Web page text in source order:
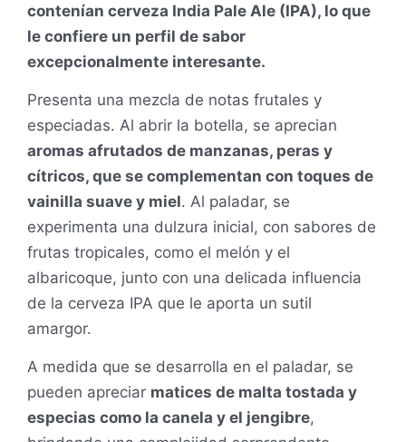
contenían cerveza India Pale Ale (IPA), lo que
le confiere un perfil de sabor
excepcionalmente interesante.
Presenta una mezcla de notas frutales y
especiadas. Al abrir la botella, se aprecian
aromas afrutados de manzanas, peras y
cítricos, que se complementan con toques de
vainilla suave y miel. Al paladar, se
experimenta una dulzura inicial, con sabores de
frutas tropicales, como el melón y el
albaricoque, junto con una delicada influencia
de la cerveza IPA que le aporta un sutil
amargor.
A medida que se desarrolla en el paladar, se
pueden apreciar matices de malta tostada y
especias como la canela y el jengibre,